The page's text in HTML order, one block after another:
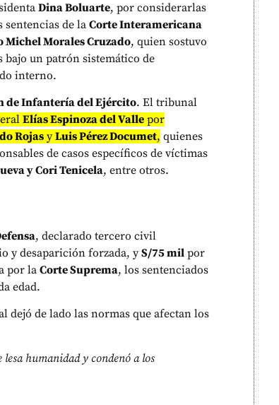
Dina Boluarte, por considerarlas
de la Corte Interamericana
Michel Morales Cruzado, quien sostuvo
bajo un patrón sistemático de
interno.
de Infantería del Ejército. El tribunal
Elías Espinoza del Valle por
RojasyLuis Pérez Documet, quienes
de casos específicos de víctimas
y Cori Tenicela, entre otros.
, declarado tercero civil
y desaparición forzada, yS/75 mil por
por laCorte Suprema, los sentenciados
edad.
dejó de lado las normas que afectan los
humanidad y condenó a los